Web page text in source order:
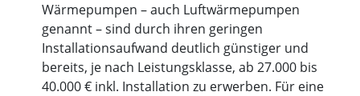
Wärmepumpen – auch Luftwärmepumpen
genannt – sind durch ihren geringen
Installationsaufwand deutlich günstiger und
bereits, je nach Leistungsklasse, ab 27.000 bis
40.000 € inkl. Installation zu erwerben. Für eine